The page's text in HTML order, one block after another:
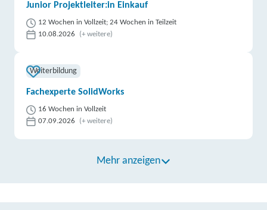
Junior Projektleiter:in Einkauf
12 Wochen in Vollzeit; 24 Wochen in Teilzeit
10.08.2026
(+ weitere)
Weiterbildung
Fachexperte SolidWorks
16 Wochen in Vollzeit
07.09.2026
(+ weitere)
Mehr anzeigen